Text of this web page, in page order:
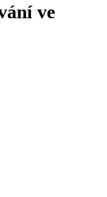
ve